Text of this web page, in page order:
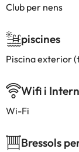
Club per nens
piscines
Piscina exterior
Wifi i
Wi-Fi
Bressols